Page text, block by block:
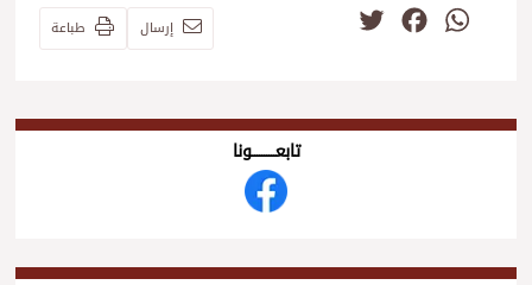
WhatsApp
Facebook إرسال طباعة
تابعــــــــــونا